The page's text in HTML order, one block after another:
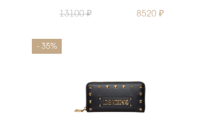
13100 ₽ 8520 ₽
- 35%